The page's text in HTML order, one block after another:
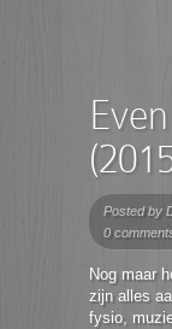
Posted by
0
Nog maar
zijn alles
fysio,